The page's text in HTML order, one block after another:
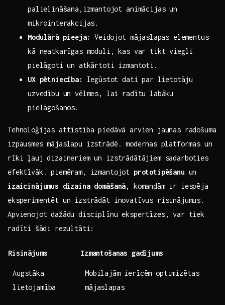
‍palielināšana,izmantojot animācijas un
mikrointerakcijas.
Modulārā ⁤pieeja:
Veidojot mājaslapas elementus
kā neatkarīgas moduli, kas var tikt viegli
pielāgoti un atkārtoti izmantoti.
UX pētniecība:
Iegūstot dati par⁢ lietotāju
uzvedību un vēlmes, lai‌ radītu labāku
pielāgošanos.
Tehnoloģijas attīstība piedāvā arvien jaunas radošuma
izpausmes mājaslapu izstrādē. modernas ⁣platformas un
rīki ļauj dizaineriem un​ izstrādātājiem ‍sadarboties
efektīvāk. piemēram, izmantojot prototipēšanu un⁤
izaicinājumus‌ dizaina domāšanā, komandām ir iespēja
eksperimentēt un izstrādāt inovatīvus risinājumus.
Apvienojot dažādu disciplīnu ekspertīzes, var tiek
radīti ⁤šādi rezultāti:
Risinājums Izmantošanas gadījums
Augstāka⁤
lietojamība
Mobilajām ierīcēm optimizētas
mājaslapas